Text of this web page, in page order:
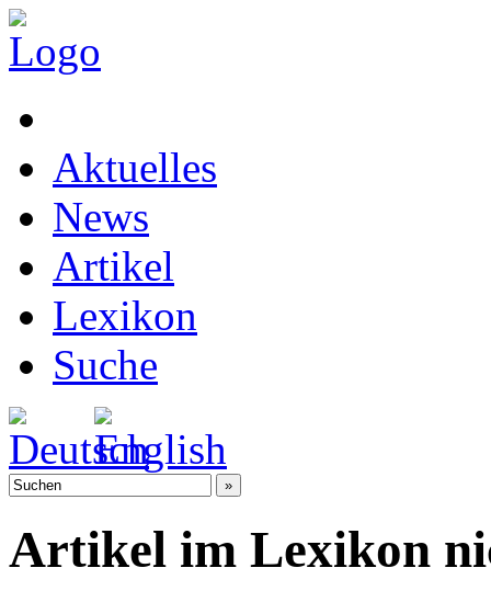
Aktuelles
News
Artikel
Lexikon
Suche
Artikel im Lexikon